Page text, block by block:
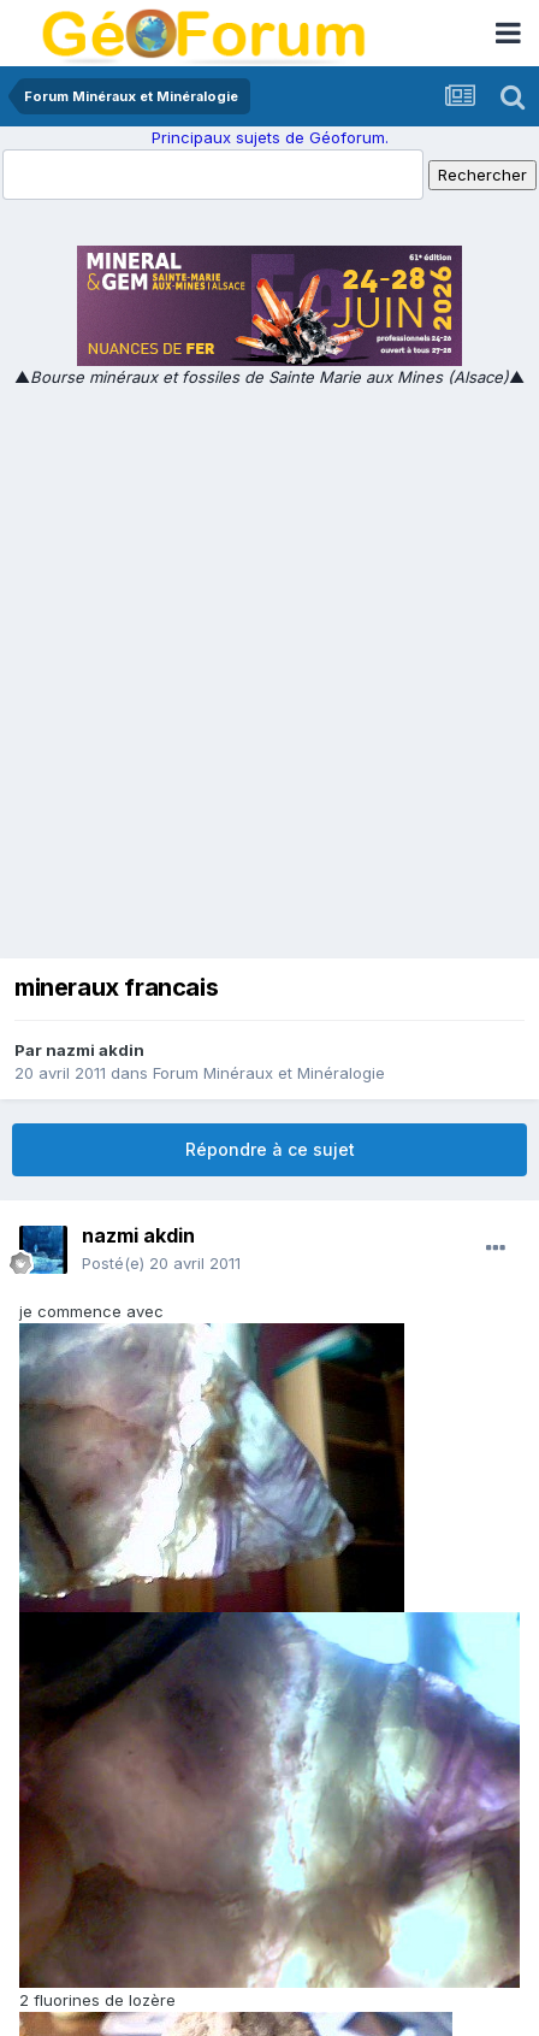
Forum Minéraux et Minéralogie
Principaux sujets de Géoforum.
▲Bourse minéraux et fossiles de Sainte Marie aux Mines (Alsace)▲
mineraux francais
Par nazmi akdin
20 avril 2011 dans Forum Minéraux et Minéralogie
Répondre à ce sujet
nazmi akdin
Posté(e) 20 avril 2011
je commence avec
2 fluorines de lozère